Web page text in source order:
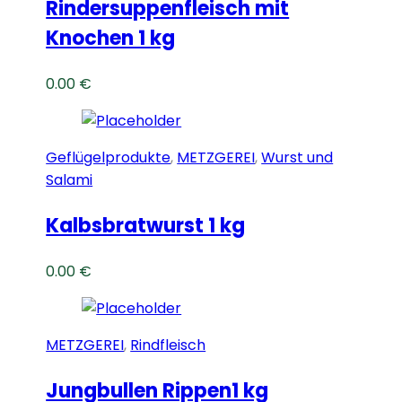
Rindersuppenfleisch mit
Knochen 1 kg
0.00 €
Geflügelprodukte, METZGEREI,Wurst und
Salami
Kalbsbratwurst 1 kg
0.00 €
METZGEREI, Rindfleisch
Jungbullen Rippen1 kg